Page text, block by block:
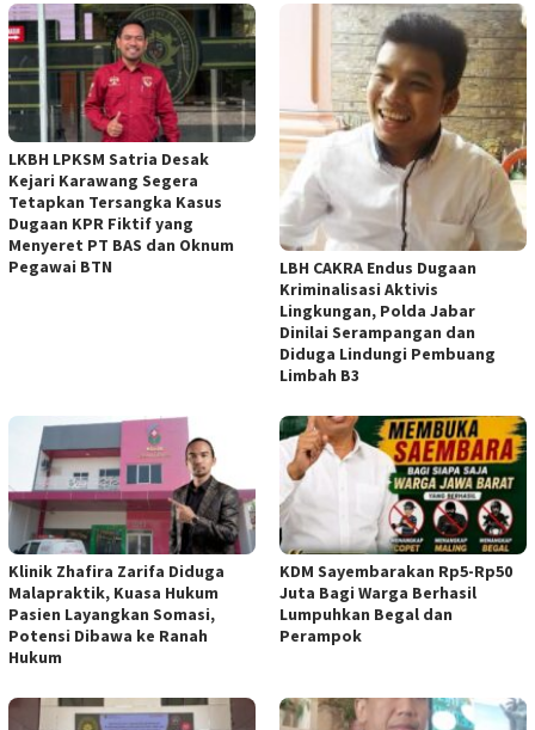
LKBH LPKSM Satria Desak
Kejari Karawang Segera
Tetapkan Tersangka Kasus
Dugaan KPR Fiktif yang
Menyeret PT BAS dan Oknum
Pegawai BTN
LBH CAKRA Endus Dugaan
Kriminalisasi Aktivis
Lingkungan, Polda Jabar
Dinilai Serampangan dan
Diduga Lindungi Pembuang
Limbah B3
Klinik Zhafira Zarifa Diduga
Malapraktik, Kuasa Hukum
Pasien Layangkan Somasi,
Potensi Dibawa ke Ranah
Hukum
KDM Sayembarakan Rp5-Rp50
Juta Bagi Warga Berhasil
Lumpuhkan Begal dan
Perampok